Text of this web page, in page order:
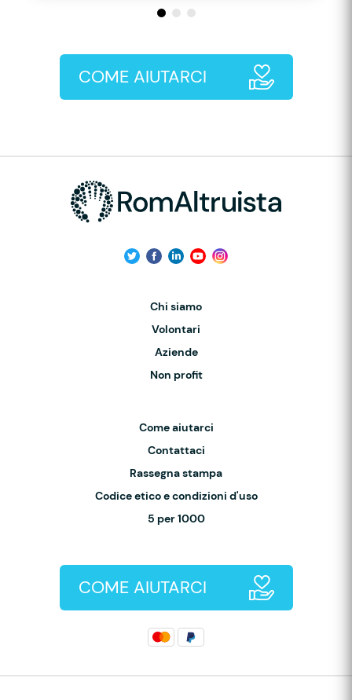
COME AIUTARCI
Chi siamo
Volontari
Aziende
Non profit
Come aiutarci
Contattaci
Rassegna stampa
Codice etico e condizioni d'uso
5 per 1000
COME AIUTARCI